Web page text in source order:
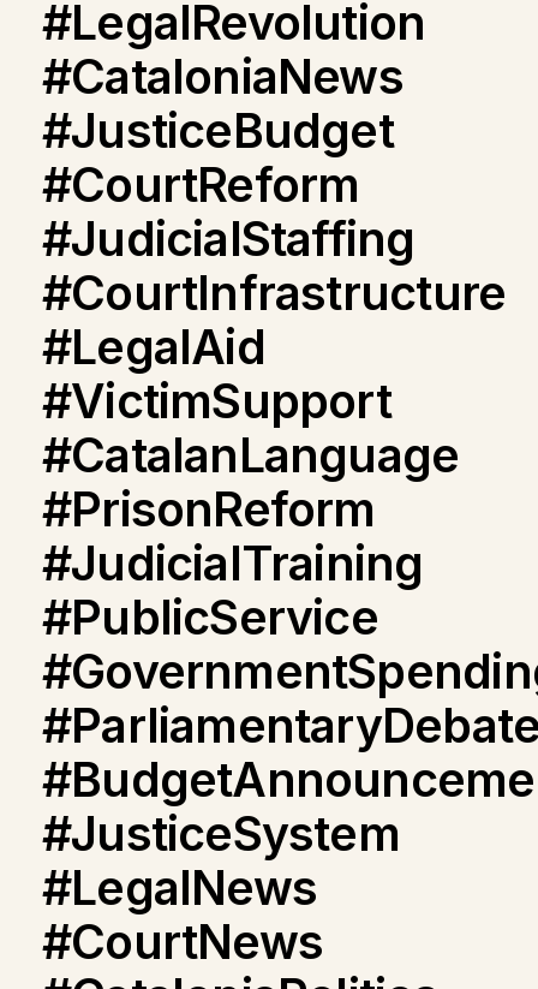
#LegalRevolution
#CataloniaNews
#JusticeBudget
#CourtReform
#JudicialStaffing
#CourtInfrastructure
#LegalAid
#VictimSupport
#CatalanLanguage
#PrisonReform
#JudicialTraining
#PublicService
#JusticeSystem
#LegalNews
#CourtNews